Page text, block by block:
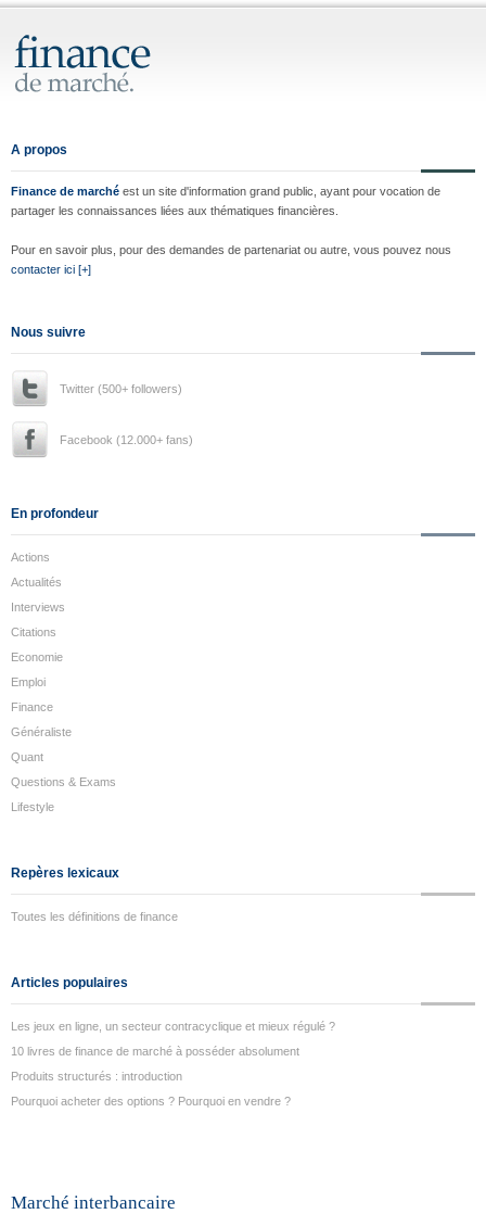
A propos
Finance de marché est un site d'information grand public, ayant pour vocation de
partager les connaissances liées aux thématiques financières.
Pour en savoir plus, pour des demandes de partenariat ou autre, vous pouvez nous
contacter ici [+]
Nous suivre
Twitter (500+ followers)
Facebook (12.000+ fans)
En profondeur
Actions
Actualités
Interviews
Citations
Economie
Emploi
Finance
Généraliste
Quant
Questions & Exams
Lifestyle
Repères lexicaux
Toutes les définitions de finance
Articles populaires
Les jeux en ligne, un secteur contracyclique et mieux régulé ?
10 livres de finance de marché à posséder absolument
Produits structurés : introduction
Pourquoi acheter des options ? Pourquoi en vendre ?
Marché interbancaire